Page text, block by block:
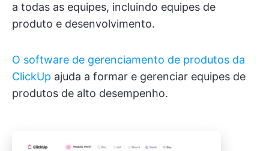
a todas as equipes, incluindo equipes de
produto e desenvolvimento.
O software de gerenciamento de produtos da
ClickUp ajuda a formar e gerenciar equipes de
produtos de alto desempenho.